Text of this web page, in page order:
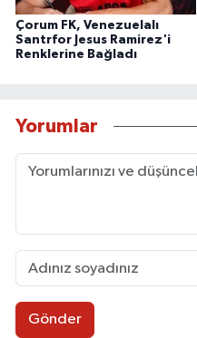
Çorum FK, Venezuelalı
Santrfor Jesus Ramirez'i
Renklerine Bağladı
Yorumlar
Gönder